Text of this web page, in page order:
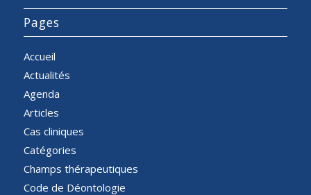
Pages
Accueil
Actualités
Agenda
Articles
Cas cliniques
Catégories
Champs thérapeutiques
Code de Déontologie